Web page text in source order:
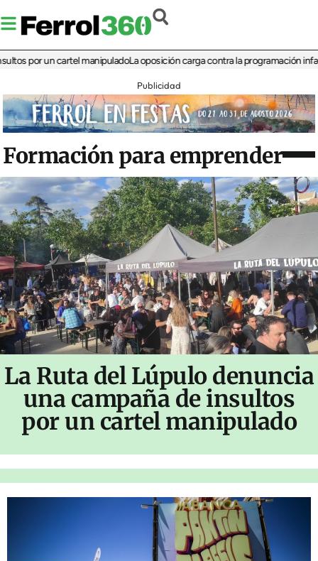
un cartel manipuladoLa oposición carga contra la programación infantil de
Publicidad
Formación para emprender
La Ruta del Lúpulo denuncia
una campaña de insultos
por un cartel manipulado